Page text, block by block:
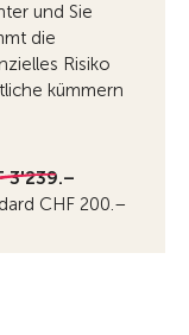
und Sie
die
Risiko
kümmern
3'239.–
CHF 200.–